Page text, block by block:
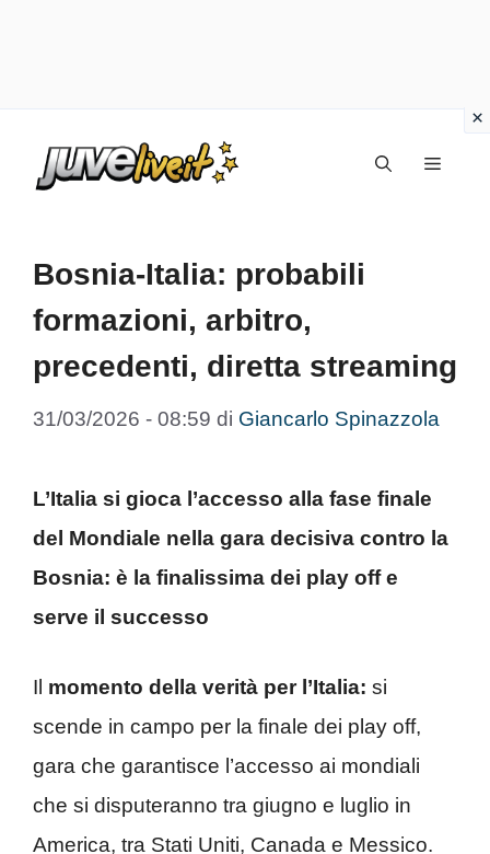
Menu
Bosnia-Italia: probabili
formazioni, arbitro,
precedenti, diretta streaming
31/03/2026 - 08:59 di Giancarlo Spinazzola
L’Italia si gioca l’accesso alla fase finale
del Mondiale nella gara decisiva contro la
Bosnia: è la finalissima dei play off e
serve il successo
Il momento della verità per l’Italia: si
scende in campo per la finale dei play off,
gara che garantisce l’accesso ai mondiali
che si disputeranno tra giugno e luglio in
America, tra Stati Uniti, Canada e Messico.